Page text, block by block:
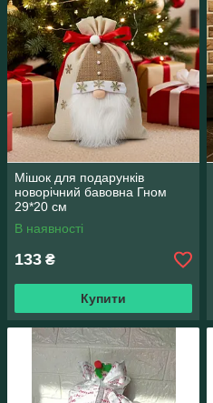
Мішок для подарунків
новорічний бавовна Гном
29*20 см
В наявності
133 ₴
Купити